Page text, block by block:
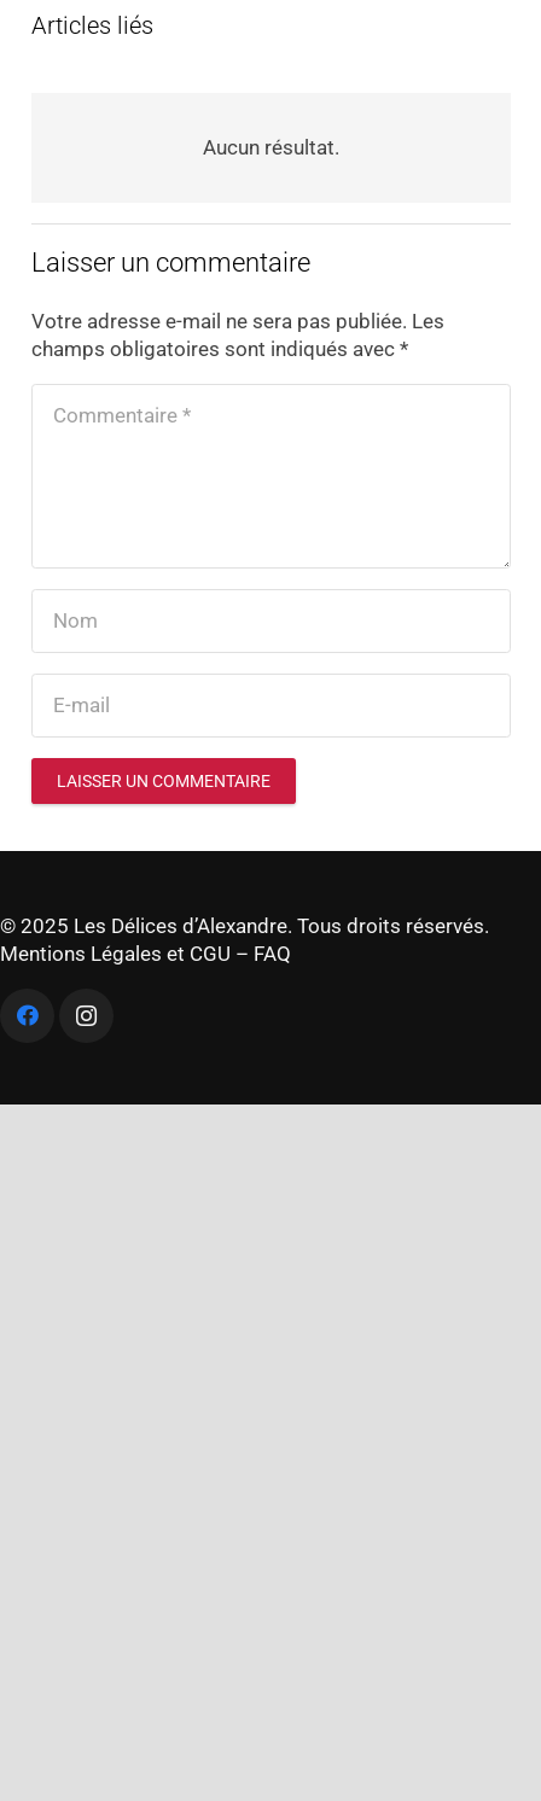
Articles liés
Aucun résultat.
Laisser un commentaire
Votre adresse e-mail ne sera pas publiée. Les
champs obligatoires sont indiqués avec *
LAISSER UN COMMENTAIRE
© 2025 Les Délices d’Alexandre. Tous droits réservés.
Mentions Légales et CGU – FAQ